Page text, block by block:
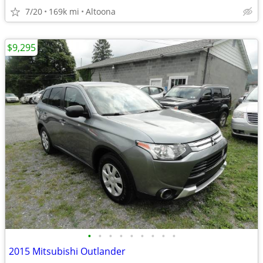
7/20 169k mi Altoona
• • • • • • • • •
2015 Mitsubishi Outlander
$9,295